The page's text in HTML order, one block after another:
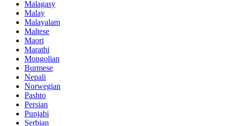
Malagasy
Malay
Malayalam
Maltese
Maori
Marathi
Mongolian
Burmese
Nepali
Norwegian
Pashto
Persian
Punjabi
Serbian